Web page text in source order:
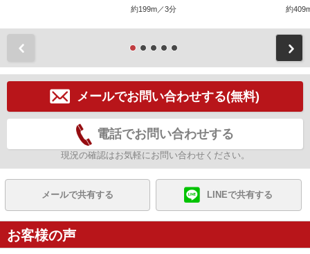
約199m／3分 約
メールでお問い合わせする(無料)
電話でお問い合わせする
現況の確認はお気軽にお問い合わせください。
メールで共有する LINEで共有する
お客様の声